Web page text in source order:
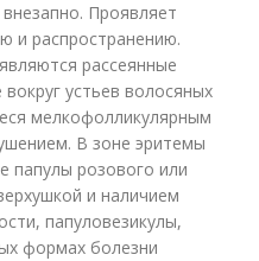
Проявляет
и распространению.
рассеянные
устьев волосяных
мелкофолликулярным
В зоне эритемы
папулы розового или
и наличием
папуловезикулы,
формах болезни